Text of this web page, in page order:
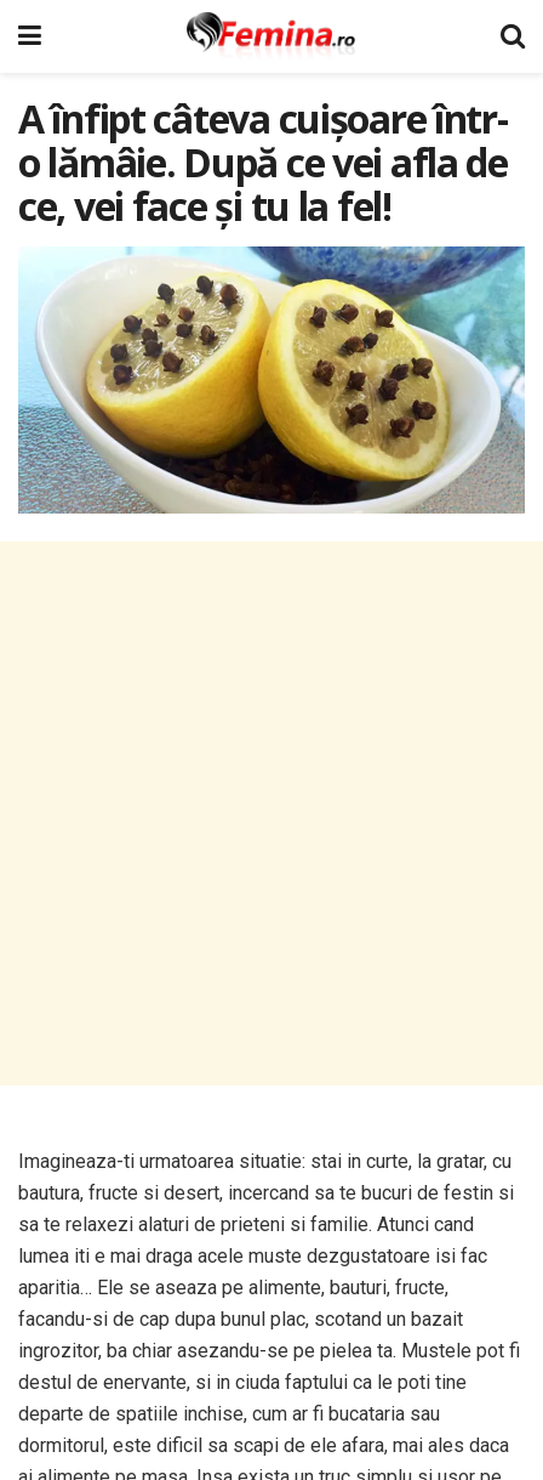
A înfipt câteva cuișoare într-
o lămâie. După ce vei afla de
ce, vei face și tu la fel!
Imagineaza-ti urmatoarea situatie: stai in curte, la gratar, cu
bautura, fructe si desert, incercand sa te bucuri de festin si
sa te relaxezi alaturi de prieteni si familie. Atunci cand
lumea iti e mai draga acele muste dezgustatoare isi fac
aparitia… Ele se aseaza pe alimente, bauturi, fructe,
facandu-si de cap dupa bunul plac, scotand un bazait
ingrozitor, ba chiar asezandu-se pe pielea ta. Mustele pot fi
destul de enervante, si in ciuda faptului ca le poti tine
departe de spatiile inchise, cum ar fi bucataria sau
dormitorul, este dificil sa scapi de ele afara, mai ales daca